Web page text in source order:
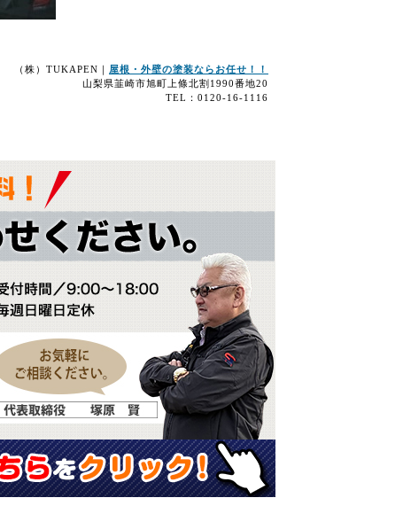
（株）TUKAPEN｜ 屋根・外壁の塗装ならお任せ！！
山梨県韮崎市旭町上條北割1990番地20
TEL：0120-16-1116